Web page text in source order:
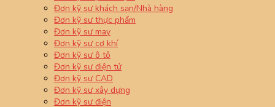
Đơn kỹ sư khách sạn/Nhà hàng
Đơn kỹ sư thực phẩm
Đơn kỹ sư may
Đơn kỹ sư cơ khí
Đơn kỹ sư ô tô
Đơn kỹ sư điện tử
Đơn kỹ sư CAD
Đơn kỹ sư xây dựng
Đơn kỹ sư điện